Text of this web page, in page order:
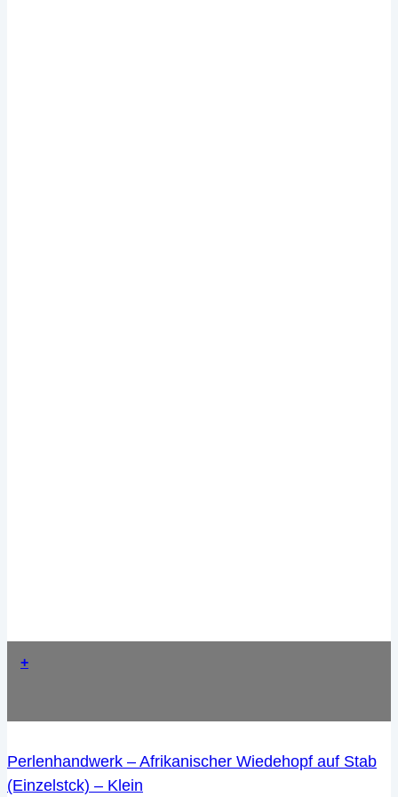
+
Perlenhandwerk – Afrikanischer Wiedehopf auf Stab
(Einzelstck) – Klein